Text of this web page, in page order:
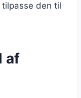
den til
af